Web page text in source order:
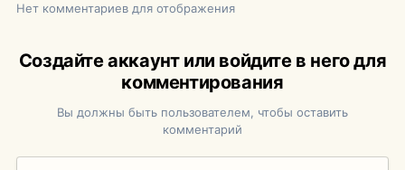
Нет комментариев для отображения
Создайте аккаунт или войдите в него для
комментирования
Вы должны быть пользователем, чтобы оставить
комментарий